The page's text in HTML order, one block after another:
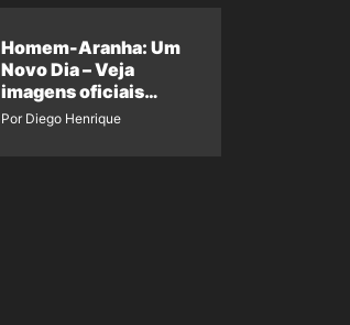
Homem-Aranha: Um
Novo Dia – Veja
imagens oficiais
descartadas do Hulk
Por Diego Henrique